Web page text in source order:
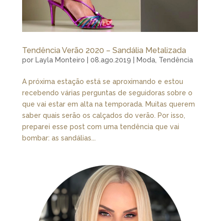
Tendência Verão 2020 – Sandália Metalizada
por Layla Monteiro 08.ago.2019 Moda, Tendência
A próxima estação está se aproximando e estou
recebendo várias perguntas de seguidoras sobre o
que vai estar em alta na temporada. Muitas querem
saber quais serão os calçados do verão. Por isso,
preparei esse post com uma tendência que vai
bombar: as sandálias...